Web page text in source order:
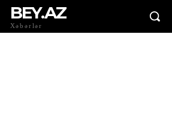
BEY.AZ
Xəbərlər